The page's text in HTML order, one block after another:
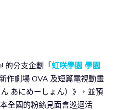
的分支企劃「虹咲學園 學園
作劇場 OVA 及短篇電視動畫
あにめーしょん）》，並預
全國的粉絲見面會巡迴活